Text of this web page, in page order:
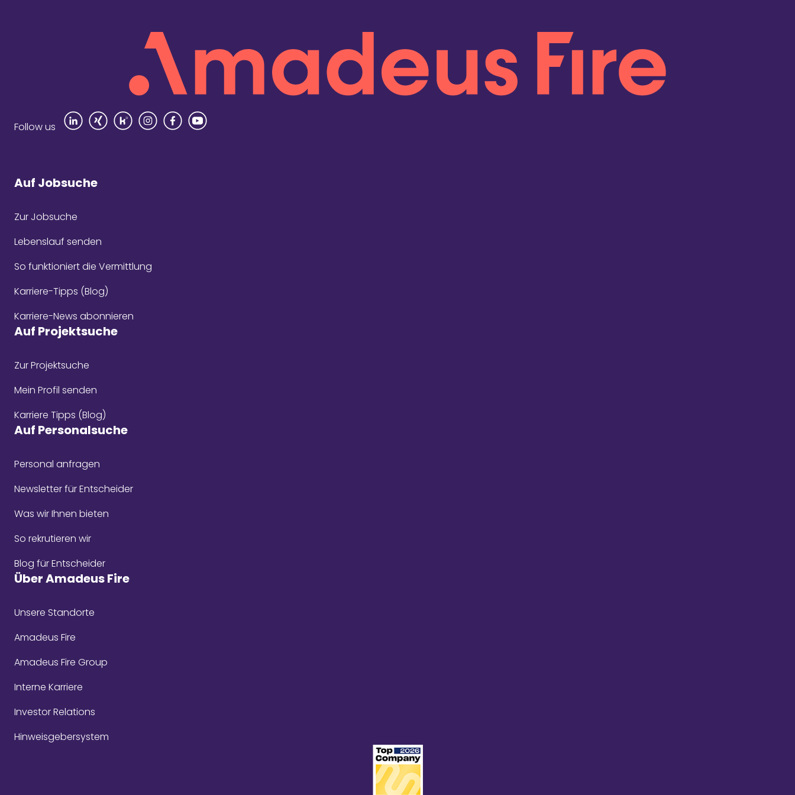
Follow us
Auf Jobsuche
Zur Jobsuche
Lebenslauf senden
So funktioniert die Vermittlung
Karriere-Tipps (Blog)
Karriere-News abonnieren
Auf Projektsuche
Zur Projektsuche
Mein Profil senden
Karriere Tipps (Blog)
Auf Personalsuche
Personal anfragen
Newsletter für Entscheider
Was wir Ihnen bieten
So rekrutieren wir
Blog für Entscheider
Über Amadeus Fire
Unsere Standorte
Amadeus Fire
Amadeus Fire Group
Interne Karriere
Investor Relations
Hinweisgebersystem